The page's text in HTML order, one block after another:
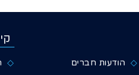
הודעות חברים